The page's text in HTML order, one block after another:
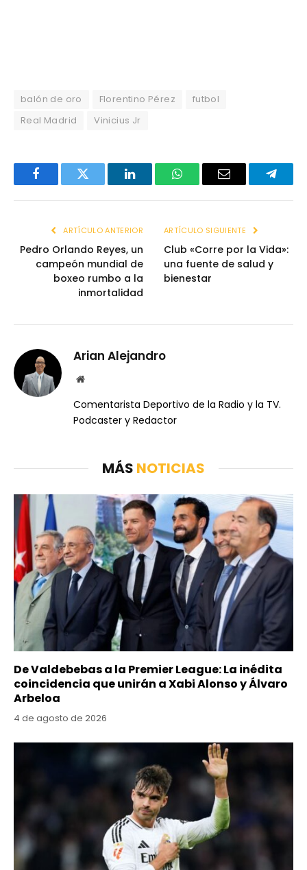
balón de oro Florentino Pérez
futbol
Real Madrid
Vinicius Jr
FacebookTwitter LinkedInWhatsAppEmail
ARTÍCULO ANTERIOR
Pedro Orlando Reyes, un
campeón mundial de
boxeo rumbo a la
inmortalidad
ARTÍCULO SIGUIENTE
Club «Corre por la Vida»:
una fuente de salud y
bienestar
Arian Alejandro
Website
Comentarista Deportivo de la Radio y la TV.
Podcaster y Redactor
MÁS NOTICIAS
De Valdebebas a la Premier League: La inédita
coincidencia que unirán a Xabi Alonso y Álvaro
Arbeloa
4 de agosto de 2026